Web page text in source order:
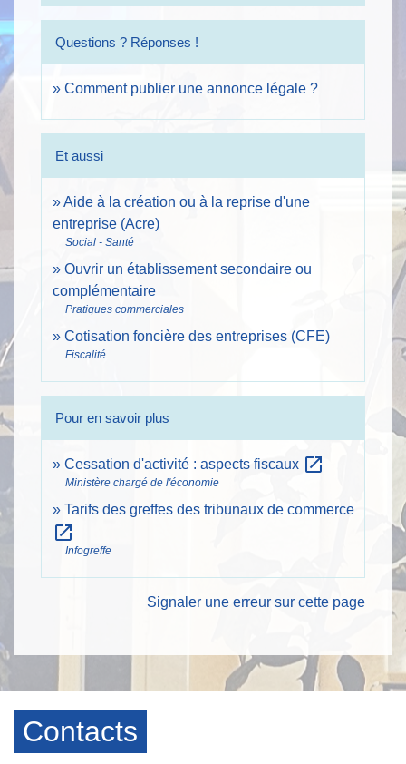
Questions ? Réponses !
Comment publier une annonce légale ?
Et aussi
Aide à la création ou à la reprise d'une
entreprise (Acre)
Social - Santé
Ouvrir un établissement secondaire ou
complémentaire
Pratiques commerciales
Cotisation foncière des entreprises (CFE)
Fiscalité
Pour en savoir plus
Cessation d'activité : aspects fiscaux open_in_new
Ministère chargé de l'économie
Tarifs des greffes des tribunaux de commerce
open_in_new
Infogreffe
Signaler une erreur sur cette page
Contacts